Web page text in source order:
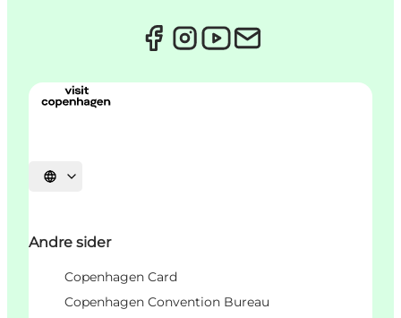
Vælg sprog
Andre sider
Copenhagen Card
Copenhagen Convention Bureau